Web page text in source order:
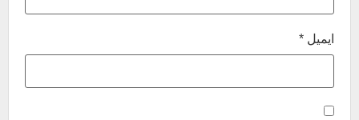
ایمیل *